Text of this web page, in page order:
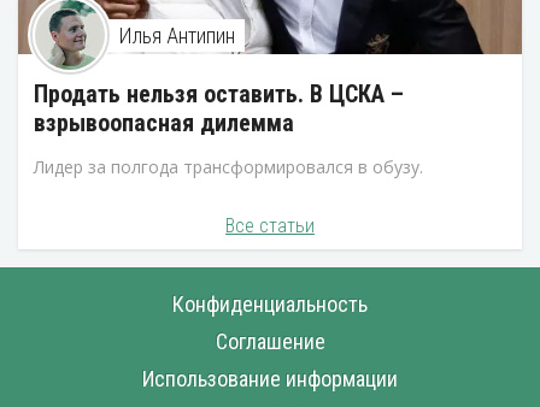
Илья Антипин
Продать нельзя оставить. В ЦСКА –
взрывоопасная дилемма
Лидер за полгода трансформировался в обузу.
Все статьи
Конфиденциальность
Соглашение
Использование информации